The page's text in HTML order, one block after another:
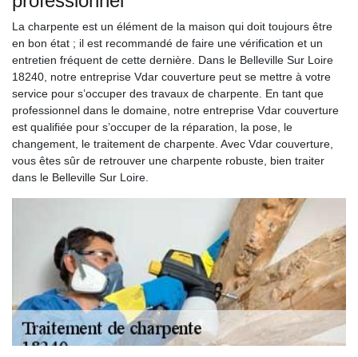
La charpente est un élément de la maison qui doit toujours être
en bon état ; il est recommandé de faire une vérification et un
entretien fréquent de cette dernière. Dans le Belleville Sur Loire
18240, notre entreprise Vdar couverture peut se mettre à votre
service pour s’occuper des travaux de charpente. En tant que
professionnel dans le domaine, notre entreprise Vdar couverture
est qualifiée pour s’occuper de la réparation, la pose, le
changement, le traitement de charpente. Avec Vdar couverture,
vous êtes sûr de retrouver une charpente robuste, bien traiter
dans le Belleville Sur Loire.